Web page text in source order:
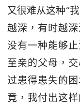
又很难从这种“
越深，有时越
没有一种能够
至亲的父母，
过患得患失的
竟，我付出这